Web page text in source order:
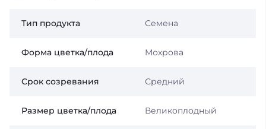
Тип продукта Семена
Форма цветка/плода Мохрова
Срок созревания Средний
Размер цветка/плода Великоплодный